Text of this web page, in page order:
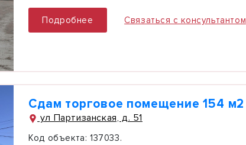
Подробнее Связаться с консультантом
Сдам торговое помещение 154 м2
ул Партизанская, д. 51
Код объекта: 137033.